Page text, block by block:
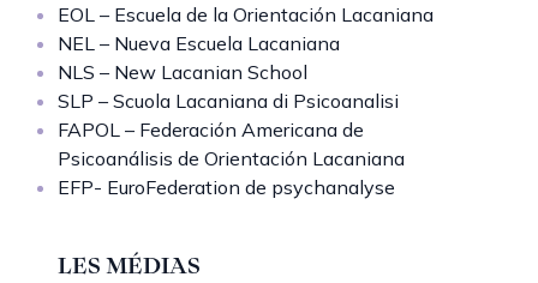
EOL – Escuela de la Orientación Lacaniana
NEL – Nueva Escuela Lacaniana
NLS – New Lacanian School
SLP – Scuola Lacaniana di Psicoanalisi
FAPOL – Federación Americana de
Psicoanálisis de Orientación Lacaniana
EFP- EuroFederation de psychanalyse
LES MÉDIAS